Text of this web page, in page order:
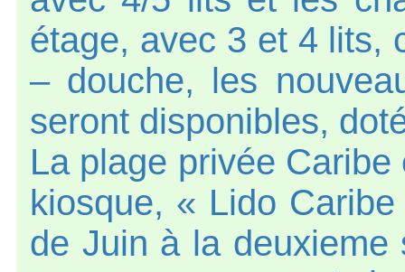
étage, avec 3 et 4 lits,
– douche, les
seront disponibles,
La plage privée Caribe
kiosque, « Lido
de Juin à la deuxieme